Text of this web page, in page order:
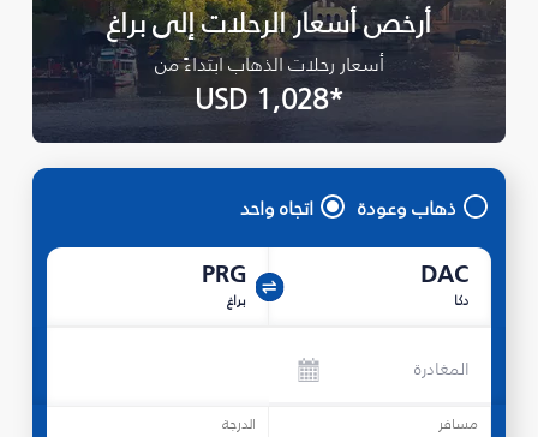
أرخص أسعار الرحلات إلى براغ
أسعار رحلات الذهاب ابتداءً من
*USD 1,028
ذهاب وعودة اتجاه واحد
DAC
دكا
PRG
براغ
المغادرة
مسافر الدرجة